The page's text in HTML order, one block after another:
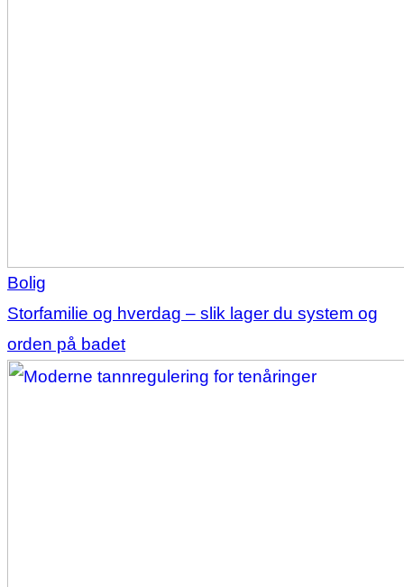
Bolig
Storfamilie og hverdag – slik lager du system og
orden på badet